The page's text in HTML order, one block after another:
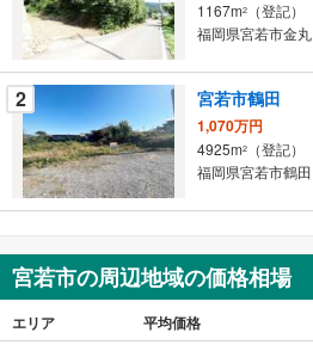
る
・
条
件
を
マ
イ
ペ
ジ
に
保
存
1167m2
（登記）
福岡県宮若市金丸
2 宮若市鶴田
1,070万円
4925m2
（登記）
福岡県宮若市鶴田
宮若市の周辺地域の価格相場
エリア 平均価格